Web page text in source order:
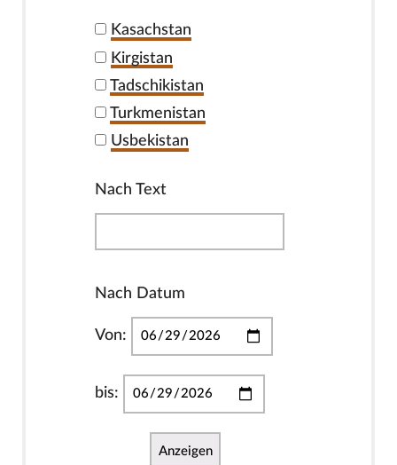
Kasachstan
Kirgistan
Tadschikistan
Turkmenistan
Usbekistan
Nach Text
Nach Datum
Von:
bis:
Anzeigen